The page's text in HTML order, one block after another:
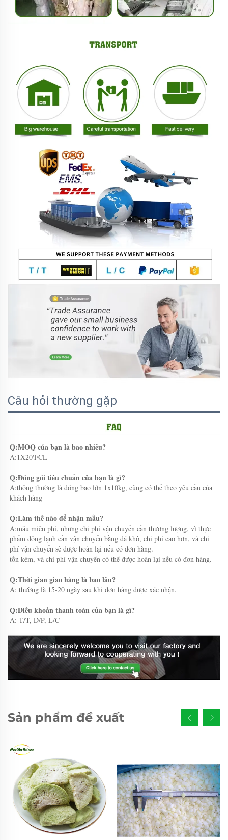
Câu hỏi thường gặp
Q:MOQ của bạn là bao nhiêu?
A:1X20'FCL
Q:Đóng gói tiêu chuẩn của bạn là gì?
A:thông thường là đóng bao lớn 1x10kg, cũng có thể theo yêu cầu của
khách hàng
Q:Làm thế nào để nhận mẫu?
A:mẫu miễn phí, nhưng chi phí vận chuyển cần thương lượng, vì thực
phẩm đông lạnh cần vận chuyển bằng đá khô, chi phí cao hơn, và chi
phí vận chuyển sẽ được hoàn lại nếu có đơn hàng.
tốn kém, và chi phí vận chuyển có thể được hoàn lại nếu có đơn hàng.
Q:Thời gian giao hàng là bao lâu?
A: thường là 15-20 ngày sau khi đơn hàng được xác nhận.
Q:Điều khoản thanh toán của bạn là gì?
A: T/T, D/P, L/C
Sản phẩm đề xuất